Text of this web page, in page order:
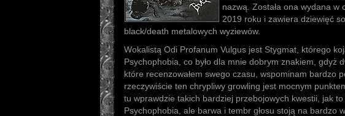
nazwą. Została ona wydana w
2019 roku i zawiera dziewięć
black/death metalowych wyziewów.
Wokalistą Odi Profanum Vulgus jest Stygmat, którego
Psychophobia, co było dla mnie dobrym znakiem, gdyż
które recenzowałem swego czasu, wspominam bardzo
rzeczywiście ten chrypliwy growling jest mocnym
tu wprawdzie takich bardziej przebojowych kwestii, jak to
Psychophobia, ale barwa i tembr głosu stoją na bardzo